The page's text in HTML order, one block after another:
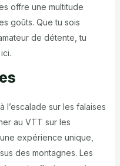
offre une multitude
goûts. Que tu sois
de détente, tu
l’escalade sur les falaises
au VTT sur les
expérience unique,
des montagnes. Les